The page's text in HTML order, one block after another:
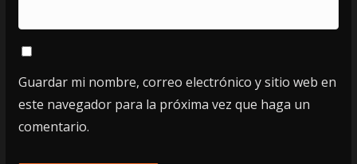
Guardar mi nombre, correo electrónico y sitio web en
este navegador para la próxima vez que haga un
comentario.